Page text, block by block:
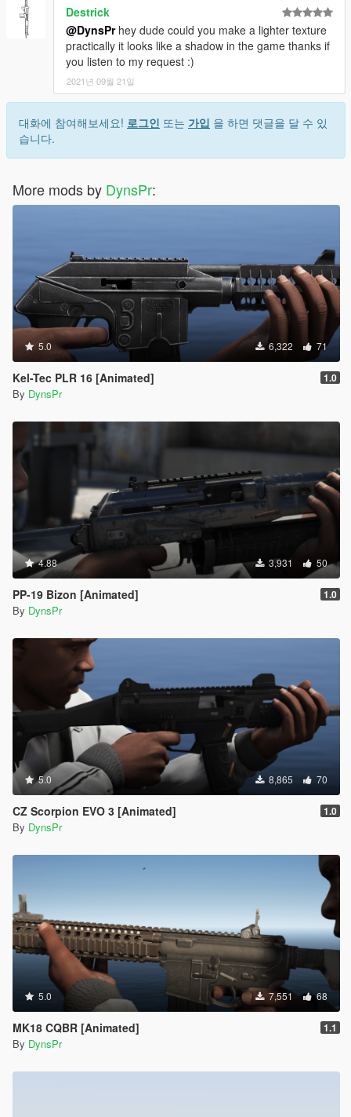
Destrick
@DynsPrhey dude could you make a lighter texture
practically it looks like a shadow in the game thanks if
you listen to my request :)
2021년 09월 21일
대화에 참여해보세요! 로그인 또는 가입 을 하면 댓글을 달 수 있
습니다.
More mods by DynsPr:
5.0 6,322 71
Kel-Tec PLR 16 [Animated] 1.0
By DynsPr
4.88 3,931 50
PP-19 Bizon [Animated] 1.0
By DynsPr
5.0 8,865 70
CZ Scorpion EVO 3 [Animated] 1.0
By DynsPr
5.0 7,551 68
MK18 CQBR [Animated] 1.1
By DynsPr